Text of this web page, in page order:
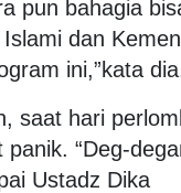
pun bahagia
dan
ini,”kata
saat hari
“Deg-
Ustadz Dika